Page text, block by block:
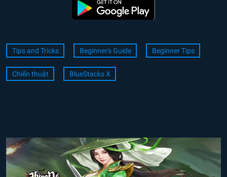
Tips and Tricks Beginner's Guide Beginner Tips
Chiến thuật BlueStacks X